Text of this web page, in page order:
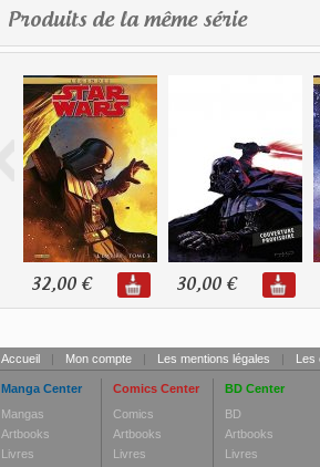
Produits de la même série
32,00 € 30,00 €
Accueil | Mon compte | Les mentions légales | Les
Manga Center
Mangas
Artbooks
Livres
Comics Center
Comics
Artbooks
Livres
BD Center
BD
Artbooks
Livres